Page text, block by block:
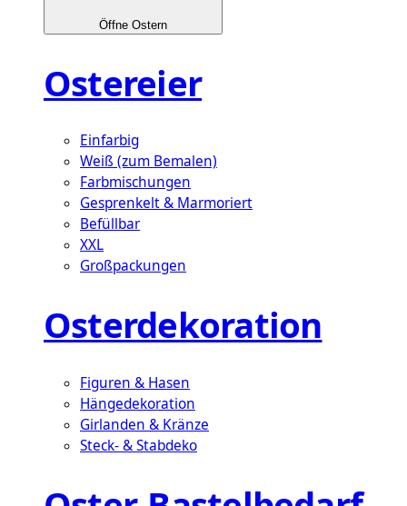
Öffne Ostern
Ostereier
Einfarbig
Weiß (zum Bemalen)
Farbmischungen
Gesprenkelt & Marmoriert
Befüllbar
XXL
Großpackungen
Osterdekoration
Figuren & Hasen
Hängedekoration
Girlanden & Kränze
Steck- & Stabdeko